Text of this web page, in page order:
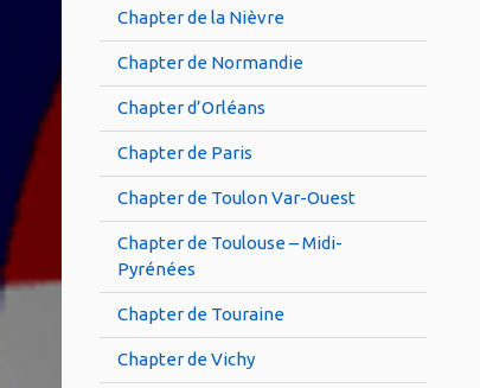
Chapter de la Nièvre
Chapter de Normandie
Chapter d’Orléans
Chapter de Paris
Chapter de Toulon Var-Ouest
Chapter de Toulouse – Midi-
Pyrénées
Chapter de Touraine
Chapter de Vichy